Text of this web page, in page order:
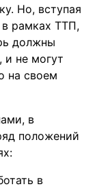
Но, вступая
в рамках ТТП,
должны
и не могут
на своем
в
положений
в